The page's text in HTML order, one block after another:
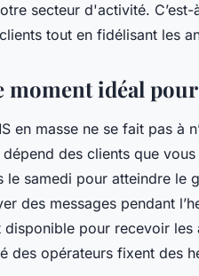
secteur d'activité.
tout en fidélisant les
idéal pour
en masse ne se fait pas
des clients que
le samedi pour atteindre le
des messages pendant
disponible pour recevoir
des opérateurs fixent des